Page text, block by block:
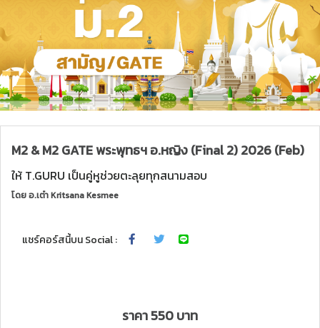
M2 & M2 GATE พระพุทธฯ อ.หญิง (Final 2) 2026 (Feb)
ให้ T.GURU เป็นคู่หูช่วยตะลุยทุกสนามสอบ
โดยอ.เต๋า Kritsana Kesmee
แชร์คอร์สนี้บน Social :
ราคา 550 บาท